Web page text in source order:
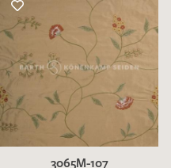
3065M-107